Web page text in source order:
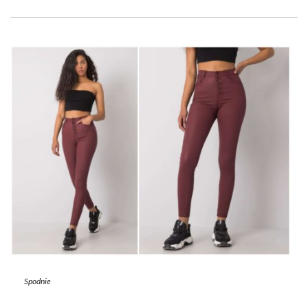
dresowych basic, omawiając ich znaczenie w …
Spodnie